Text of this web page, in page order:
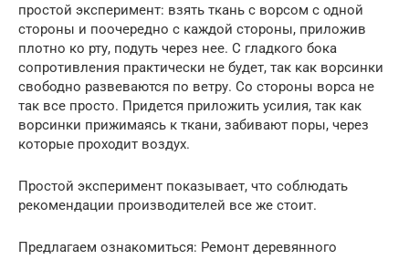
простой эксперимент: взять ткань с ворсом с одной
стороны и поочередно с каждой стороны, приложив
плотно ко рту, подуть через нее. С гладкого бока
сопротивления практически не будет, так как ворсинки
свободно развеваются по ветру. Со стороны ворса не
так все просто. Придется приложить усилия, так как
ворсинки прижимаясь к ткани, забивают поры, через
которые проходит воздух.
Простой эксперимент показывает, что соблюдать
рекомендации производителей все же стоит.
Предлагаем ознакомиться: Ремонт деревянного